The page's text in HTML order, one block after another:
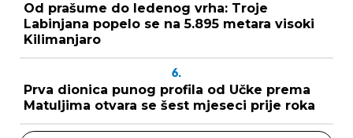
Od prašume do ledenog vrha: Troje
Labinjana popelo se na 5.895 metara visoki
Kilimanjaro
6.
Prva dionica punog profila od Učke prema
Matuljima otvara se šest mjeseci prije roka